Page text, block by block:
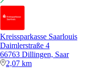
Kreissparkasse Saarlouis
Daimlerstraße 4
66763 Dillingen, Saar
2,07 km